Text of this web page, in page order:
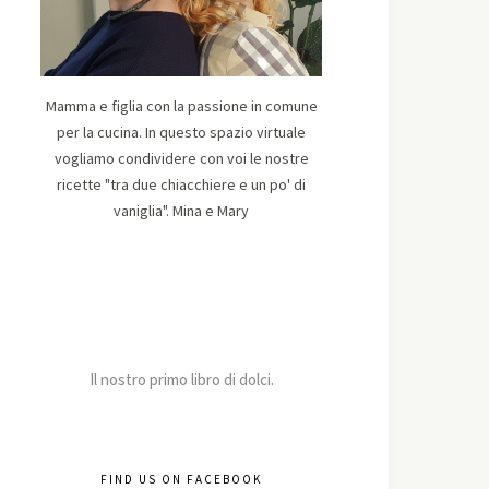
Mamma e figlia con la passione in comune
per la cucina. In questo spazio virtuale
vogliamo condividere con voi le nostre
ricette "tra due chiacchiere e un po' di
vaniglia". Mina e Mary
Il nostro primo libro di dolci.
FIND US ON FACEBOOK